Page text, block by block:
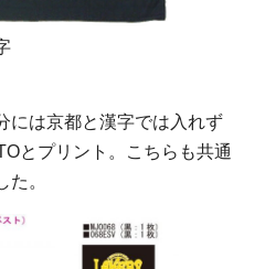
には京都と漢字では入れず
とプリント。こちらも共通
。